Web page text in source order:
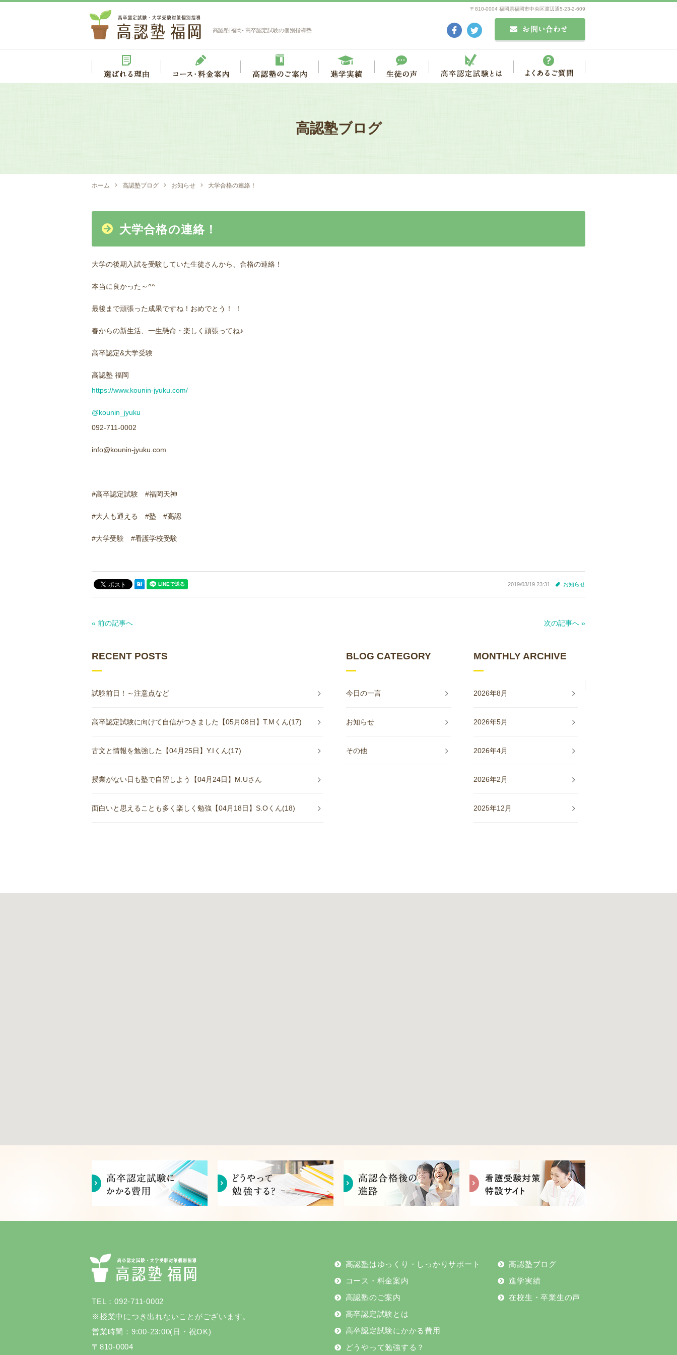
高認塾|福岡- 高卒認定試験の個別指導塾
〒810-0004 福岡県福岡市中央区渡辺通5-23-2-609
高認塾ブログ
ホーム 高認塾ブログ お知らせ 大学合格の連絡！
大学合格の連絡！
大学の後期入試を受験していた生徒さんから、合格の連絡！
本当に良かった～^^
最後まで頑張った成果ですね！おめでとう！ ！
春からの新生活、一生懸命・楽しく頑張ってね♪
高卒認定&大学受験
高認塾 福岡
https://www.kounin-jyuku.com/
@kounin_jyuku
092-711-0002
info@kounin-jyuku.com
#高卒認定試験 #福岡天神
#大人も通える #塾 #高認
#大学受験 #看護学校受験
2019/03/19 23:31 お知らせ
« 前の記事へ 次の記事へ »
RECENT POSTS
試験前日！～注意点など
高卒認定試験に向けて自信がつきました【05月08日】T.Mくん(17)
古文と情報を勉強した【04月25日】Y.Iくん(17)
授業がない日も塾で自習しよう【04月24日】M.Uさん
面白いと思えることも多く楽しく勉強【04月18日】S.Oくん(18)
BLOG CATEGORY
今日の一言
お知らせ
その他
MONTHLY ARCHIVE
2026年8月
2026年5月
2026年4月
2026年2月
2025年12月
2025年9月
2024年9月
2024年6月
2024年5月
TEL：092-711-0002
※授業中につき出れないことがございます。
営業時間：9:00-23:00(日・祝OK)
〒810-0004
高認塾はゆっくり・しっかりサポート
コース・料金案内
高認塾のご案内
高卒認定試験とは
高卒認定試験にかかる費用
どうやって勉強する？
高認塾ブログ
進学実績
在校生・卒業生の声